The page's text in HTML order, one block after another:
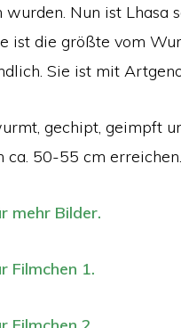
Nun ist Lhasa
ist die größte vom
Sie ist mit
gechipt, geimpft
ca. 50-55 cm erreichen.
mehr Bilder.
Filmchen 1.